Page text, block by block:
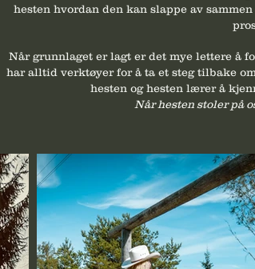
hesten hvordan den kan slappe av
Når grunnlaget er lagt er det mye lettere å
har alltid verktøyer for å ta et steg tilbake
hesten og hesten lærer å
Når hesten stoler på